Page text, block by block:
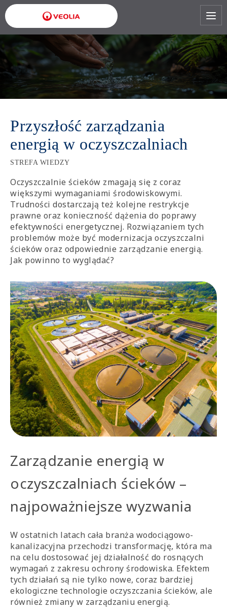
Przejdź
do
treści
Przyszłość zarządzania
energią w oczyszczalniach
STREFA WIEDZY
Oczyszczalnie ścieków zmagają się z coraz
większymi wymaganiami środowiskowymi.
Trudności dostarczają też kolejne restrykcje
prawne oraz konieczność dążenia do poprawy
efektywności energetycznej. Rozwiązaniem tych
problemów może być modernizacja oczyszczalni
ścieków oraz odpowiednie zarządzanie energią.
Jak powinno to wyglądać?
Zarządzanie energią w
oczyszczalniach ścieków –
najpoważniejsze wyzwania
W ostatnich latach cała branża wodociągowo-
kanalizacyjna przechodzi transformację, która ma
na celu dostosować jej działalność do rosnących
wymagań z zakresu ochrony środowiska. Efektem
tych działań są nie tylko nowe, coraz bardziej
ekologiczne technologie oczyszczania ścieków, ale
również zmiany w zarządzaniu energią.